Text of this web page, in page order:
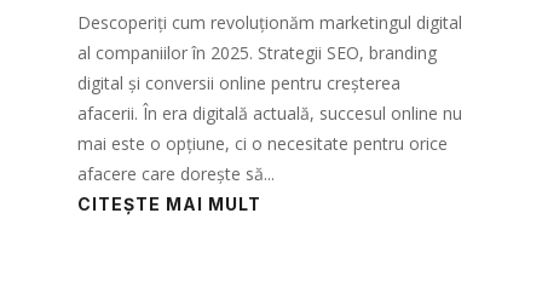
Descoperiți cum revoluționăm marketingul digital
al companiilor în 2025. Strategii SEO, branding
digital și conversii online pentru creșterea
afacerii. În era digitală actuală, succesul online nu
mai este o opțiune, ci o necesitate pentru orice
afacere care dorește să...
CITEȘTE MAI MULT